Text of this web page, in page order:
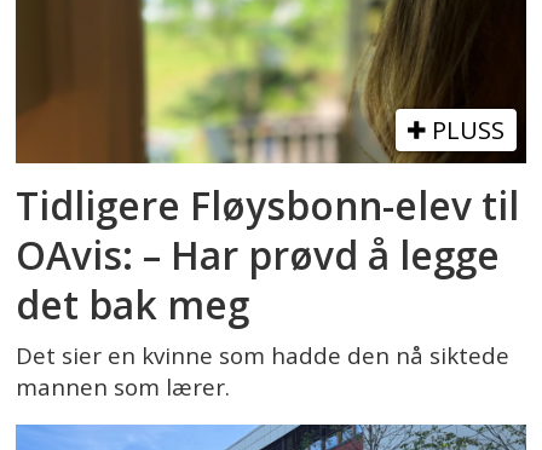
PLUSS
Tidligere Fløysbonn-elev til
OAvis: – Har prøvd å legge
det bak meg
Det sier en kvinne som hadde den nå siktede
mannen som lærer.